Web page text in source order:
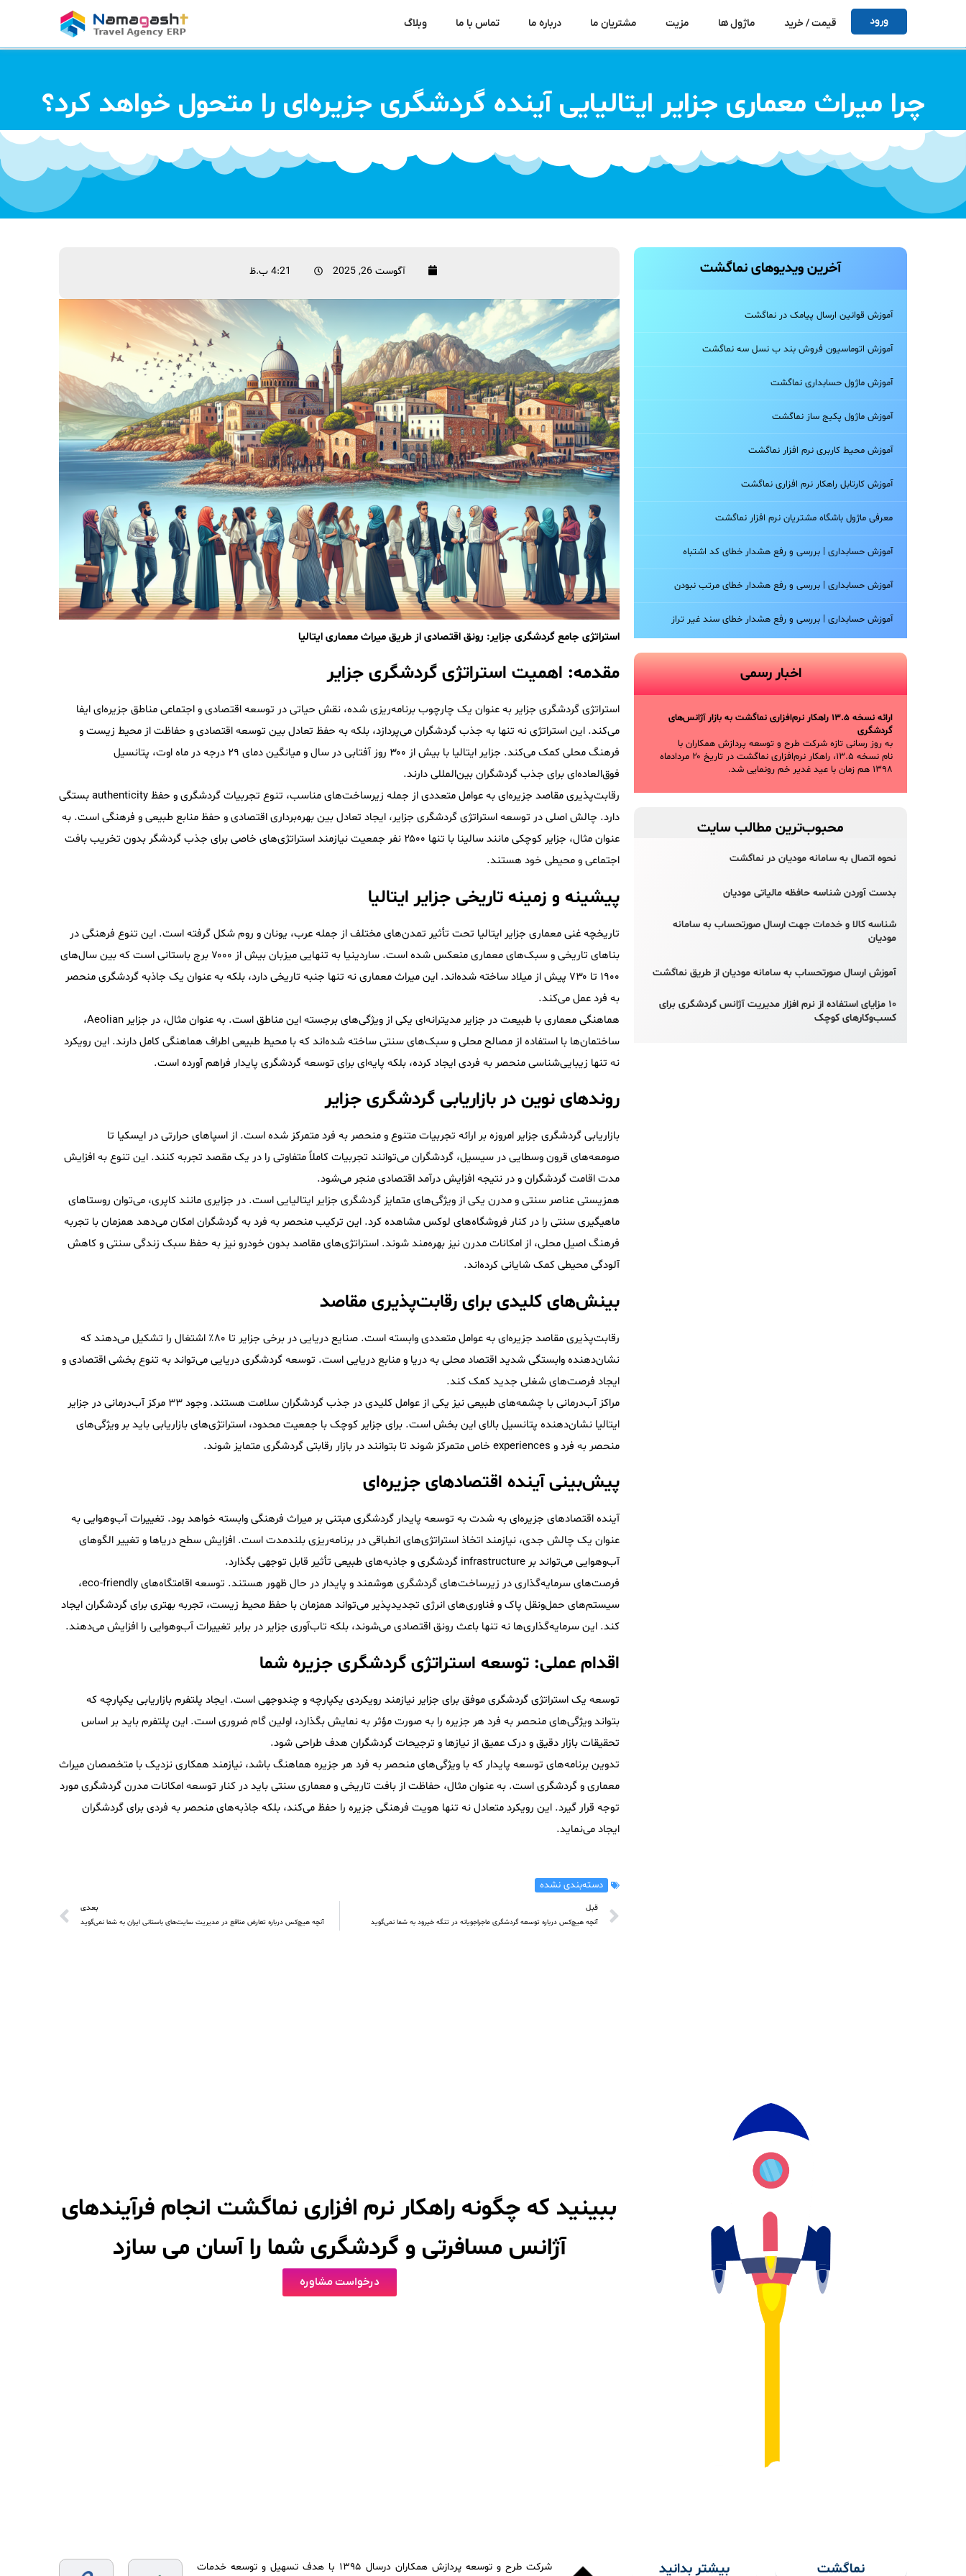
ورود قیمت / خرید ماژول ها مزیت مشتریان ما درباره ما تماس با ما وبلاگ
چرا میراث معماری جزایر ایتالیایی آینده گردشگری جزیره‌ای را متحول خواهد کرد؟
آخرین ویدیو‌های نماگشت
آموزش قوانین ارسال پیامک در نماگشت
آموزش اتوماسیون فروش بند ب نسل سه نماگشت
آموزش ماژول حسابداری نماگشت
آموزش ماژول پکیج ساز نماگشت
آموزش محیط کاربری نرم افزار نماگشت
آموزش کارتابل راهکار نرم افزاری نماگشت
معرفی ماژول باشگاه مشتریان نرم افزار نماگشت
آموزش حسابداری | بررسی و رفع هشدار خطای کد اشتباه
آموزش حسابداری | بررسی و رفع هشدار خطای مرتب نبودن
آموزش حسابداری | بررسی و رفع هشدار خطای سند غیر تراز
اخبار رسمی
ارائه نسخه ۱۳.۵ راهکار نرم‌افزاری نماگشت به بازار آژانس‌های
گردشگری
به روز رسانی تازه شرکت طرح و توسعه پردازش همکاران با
نام نسخه ۱۳.۵، راهکار نرم‌افزاری نماگشت در تاریخ ۲۰ مردادماه
۱۳۹۸ هم زمان با عید غدیر خم رونمایی شد.
محبوب‌ترین مطالب سایت
نحوه اتصال به سامانه مودیان در نماگشت
بدست آوردن شناسه حافظه مالیاتی مودیان
شناسه کالا و خدمات جهت ارسال صورتحساب به سامانه
مودیان
آموزش ارسال صورتحساب به سامانه مودیان از طریق نماگشت
۱۰ مزایای استفاده از نرم افزار مدیریت آژانس گردشگری برای
کسب‌وکارهای کوچک
آگوست 26, 2025 4:21 ب.ظ
استراتژی جامع گردشگری جزایر: رونق اقتصادی از طریق میراث معماری ایتالیا
مقدمه: اهمیت استراتژی گردشگری جزایر
استراتژی گردشگری جزایر به عنوان یک چارچوب برنامه‌ریزی شده، نقش حیاتی در توسعه اقتصادی و اجتماعی مناطق جزیره‌ای ایفا
می‌کند. این استراتژی نه تنها به جذب گردشگران می‌پردازد، بلکه به حفظ تعادل بین توسعه اقتصادی و حفاظت از محیط زیست و
فرهنگ محلی کمک می‌کند. جزایر ایتالیا با بیش از ۳۰۰ روز آفتابی در سال و میانگین دمای ۲۹ درجه در ماه اوت، پتانسیل
فوق‌العاده‌ای برای جذب گردشگران بین‌المللی دارند.
رقابت‌پذیری مقاصد جزیره‌ای به عوامل متعددی از جمله زیرساخت‌های مناسب، تنوع تجربیات گردشگری و حفظ authenticity بستگی
دارد. چالش اصلی در توسعه استراتژی گردشگری جزایر، ایجاد تعادل بین بهره‌برداری اقتصادی و حفظ منابع طبیعی و فرهنگی است. به
عنوان مثال، جزایر کوچکی مانند سالینا با تنها ۲۵۰۰ نفر جمعیت نیازمند استراتژی‌های خاصی برای جذب گردشگر بدون تخریب بافت
اجتماعی و محیطی خود هستند.
پیشینه و زمینه تاریخی جزایر ایتالیا
تاریخچه غنی معماری جزایر ایتالیا تحت تأثیر تمدن‌های مختلف از جمله عرب، یونان و روم شکل گرفته است. این تنوع فرهنگی در
بناهای تاریخی و سبک‌های معماری منعکس شده است. ساردینیا به تنهایی میزبان بیش از ۷۰۰۰ برج باستانی است که بین سال‌های
۱۹۰۰ تا ۷۳۰ پیش از میلاد ساخته شده‌اند. این میراث معماری نه تنها جنبه تاریخی دارد، بلکه به عنوان یک جاذبه گردشگری منحصر
به فرد عمل می‌کند.
هماهنگی معماری با طبیعت در جزایر مدیترانه‌ای یکی از ویژگی‌های برجسته این مناطق است. به عنوان مثال، در جزایر Aeolian،
ساختمان‌ها با استفاده از مصالح محلی و سبک‌های سنتی ساخته شده‌اند که با محیط طبیعی اطراف هماهنگی کامل دارند. این رویکرد
نه تنها زیبایی‌شناسی منحصر به فردی ایجاد کرده، بلکه پایه‌ای برای توسعه گردشگری پایدار فراهم آورده است.
روندهای نوین در بازاریابی گردشگری جزایر
بازاریابی گردشگری جزایر امروزه بر ارائه تجربیات متنوع و منحصر به فرد متمرکز شده است. از اسپاهای حرارتی در ایسکیا تا
صومعه‌های قرون وسطایی در سیسیل، گردشگران می‌توانند تجربیات کاملاً متفاوتی را در یک مقصد تجربه کنند. این تنوع به افزایش
مدت اقامت گردشگران و در نتیجه افزایش درآمد اقتصادی منجر می‌شود.
همزیستی عناصر سنتی و مدرن یکی از ویژگی‌های متمایز گردشگری جزایر ایتالیایی است. در جزایری مانند کاپری، می‌توان روستاهای
ماهیگیری سنتی را در کنار فروشگاه‌های لوکس مشاهده کرد. این ترکیب منحصر به فرد به گردشگران امکان می‌دهد همزمان با تجربه
فرهنگ اصیل محلی، از امکانات مدرن نیز بهره‌مند شوند. استراتژی‌های مقاصد بدون خودرو نیز به حفظ سبک زندگی سنتی و کاهش
آلودگی محیطی کمک شایانی کرده‌اند.
بینش‌های کلیدی برای رقابت‌پذیری مقاصد
رقابت‌پذیری مقاصد جزیره‌ای به عوامل متعددی وابسته است. صنایع دریایی در برخی جزایر تا ۸۰٪ اشتغال را تشکیل می‌دهند که
نشان‌دهنده وابستگی شدید اقتصاد محلی به دریا و منابع دریایی است. توسعه گردشگری دریایی می‌تواند به تنوع بخشی اقتصادی و
ایجاد فرصت‌های شغلی جدید کمک کند.
مراکز آب‌درمانی با چشمه‌های طبیعی نیز یکی از عوامل کلیدی در جذب گردشگران سلامت هستند. وجود ۳۳ مرکز آب‌درمانی در جزایر
ایتالیا نشان‌دهنده پتانسیل بالای این بخش است. برای جزایر کوچک با جمعیت محدود، استراتژی‌های بازاریابی باید بر ویژگی‌های
منحصر به فرد و experiences خاص متمرکز شوند تا بتوانند در بازار رقابتی گردشگری متمایز شوند.
پیش‌بینی آینده اقتصادهای جزیره‌ای
آینده اقتصادهای جزیره‌ای به شدت به توسعه پایدار گردشگری مبتنی بر میراث فرهنگی وابسته خواهد بود. تغییرات آب‌وهوایی به
عنوان یک چالش جدی، نیازمند اتخاذ استراتژی‌های انطباقی در برنامه‌ریزی بلندمدت است. افزایش سطح دریاها و تغییر الگوهای
آب‌وهوایی می‌تواند بر infrastructure گردشگری و جاذبه‌های طبیعی تأثیر قابل توجهی بگذارد.
فرصت‌های سرمایه‌گذاری در زیرساخت‌های گردشگری هوشمند و پایدار در حال ظهور هستند. توسعه اقامتگاه‌های eco-friendly،
سیستم‌های حمل‌ونقل پاک و فناوری‌های انرژی تجدیدپذیر می‌تواند همزمان با حفظ محیط زیست، تجربه بهتری برای گردشگران ایجاد
کند. این سرمایه‌گذاری‌ها نه تنها باعث رونق اقتصادی می‌شوند، بلکه تاب‌آوری جزایر در برابر تغییرات آب‌وهوایی را افزایش می‌دهند.
اقدام عملی: توسعه استراتژی گردشگری جزیره شما
توسعه یک استراتژی گردشگری موفق برای جزایر نیازمند رویکردی یکپارچه و چندوجهی است. ایجاد پلتفرم بازاریابی یکپارچه که
بتواند ویژگی‌های منحصر به فرد هر جزیره را به صورت مؤثر به نمایش بگذارد، اولین گام ضروری است. این پلتفرم باید بر اساس
تحقیقات بازار دقیق و درک عمیق از نیازها و ترجیحات گردشگران هدف طراحی شود.
تدوین برنامه‌های توسعه پایدار که با ویژگی‌های منحصر به فرد هر جزیره هماهنگ باشد، نیازمند همکاری نزدیک با متخصصان میراث
معماری و گردشگری است. به عنوان مثال، حفاظت از بافت تاریخی و معماری سنتی باید در کنار توسعه امکانات مدرن گردشگری مورد
توجه قرار گیرد. این رویکرد متعادل نه تنها هویت فرهنگی جزیره را حفظ می‌کند، بلکه جاذبه‌های منحصر به فردی برای گردشگران
ایجاد می‌نماید.
دسته‌بندی نشده
قبل
آنچه هیچ‌کس درباره توسعه گردشگری ماجراجویانه در تنگه خیرود به شما نمی‌گوید
بعدی
آنچه هیچ‌کس درباره تعارض منافع در مدیریت سایت‌های باستانی ایران به شما نمی‌گوید
ببینید که چگونه راهکار نرم افزاری نماگشت انجام فرآیندهای
آژانس مسافرتی و گردشگری شما را آسان می سازد
درخواست مشاوره
نماگشت بیشتر بدانید شرکت طرح و توسعه پردازش همکاران درسال ۱۳۹۵ با هدف تسهیل و توسعه خدمات